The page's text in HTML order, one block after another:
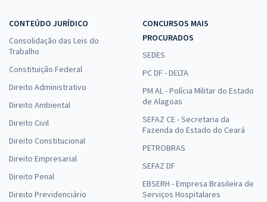
CONTEÚDO JURÍDICO
Consolidação das Leis do
Trabalho
Constituição Federal
Direito Administrativo
Direito Ambiental
Direito Civil
Direito Constitucional
Direito Empresarial
Direito Penal
Direito Previdenciário
CONCURSOS MAIS
PROCURADOS
SEDES
PC DF - DELTA
PM AL - Polícia Militar do Estado
de Alagoas
SEFAZ CE - Secretaria da
Fazenda do Estado do Ceará
PETROBRAS
SEFAZ DF
EBSERH - Empresa Brasileira de
Serviços Hospitalares